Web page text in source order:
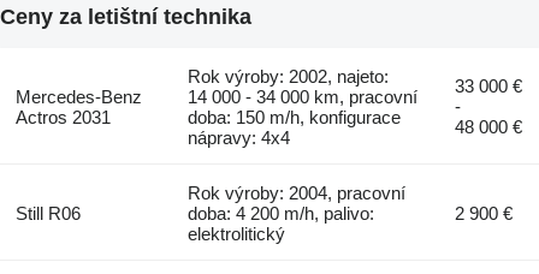
Ceny za letištní technika
Mercedes-Benz
Actros 2031
Rok výroby: 2002, najeto:
14 000 - 34 000 km, pracovní
doba: 150 m/h, konfigurace
nápravy: 4x4
33 000 €
-
48 000 €
Still R06
Rok výroby: 2004, pracovní
doba: 4 200 m/h, palivo:
elektrolitický
2 900 €